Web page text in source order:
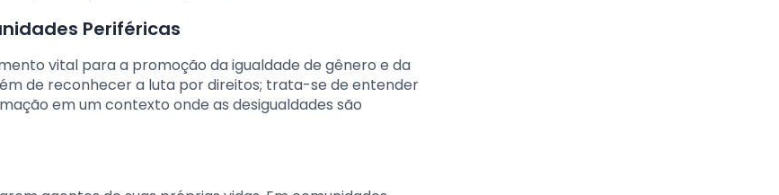
Periféricas
vital para a promoção da igualdade de gênero e da
de reconhecer a luta por direitos; trata-se de entender
em um contexto onde as desigualdades são